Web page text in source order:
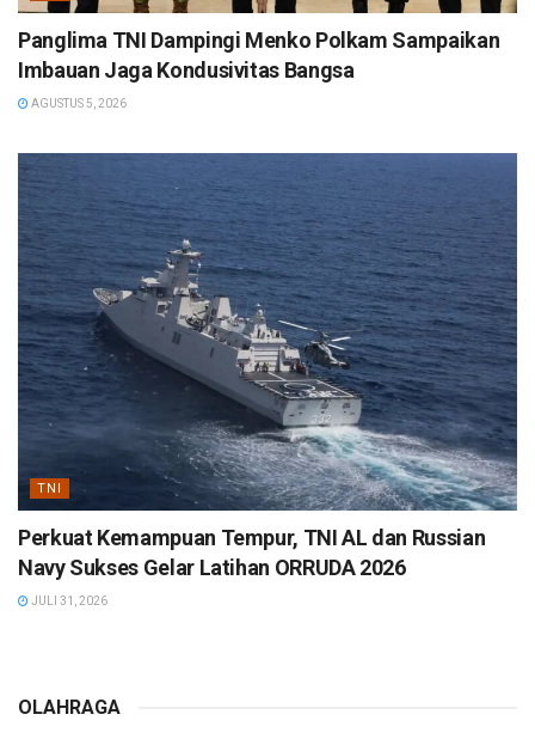
Panglima TNI Dampingi Menko Polkam Sampaikan
Imbauan Jaga Kondusivitas Bangsa
AGUSTUS 5, 2026
TNI
Perkuat Kemampuan Tempur, TNI AL dan Russian
Navy Sukses Gelar Latihan ORRUDA 2026
JULI 31, 2026
OLAHRAGA